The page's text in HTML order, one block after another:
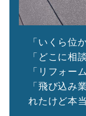
「いくら位
「どこに相
「リフォー
「飛び込み
れたけど本当